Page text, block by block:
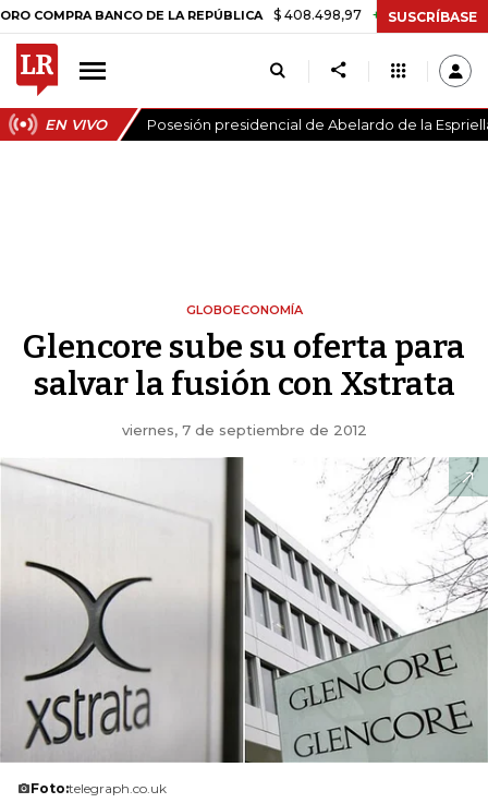
BANCO DE LA REPÚBLICA $ 408.498,97 +$ 8.753,81 +2,19%
SUSCRÍBASE
EN VIVO Posesión presidencial de Abelardo de la
GLOBOECONOMÍA
Glencore sube su oferta para
salvar la fusión con Xstrata
viernes, 7 de septiembre de 2012
Foto:telegraph.co.uk